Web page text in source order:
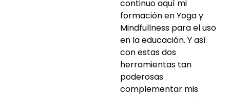
continuo aquí mi
formación en Yoga y
Mindfullness para el uso
en la educación. Y así
con estas dos
herramientas tan
poderosas
complementar mis